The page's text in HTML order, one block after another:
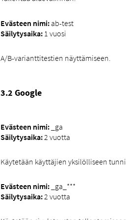
Evästeen nimi: ab-test
Säilytysaika: 1 vuosi
A/B-varianttitestien näyttämiseen.
3.2 Google
Evästeen nimi: _ga
Säilytysaika:2 vuotta
Käytetään käyttäjien yksilölliseen
Evästeen nimi: _ga_***
Säilytysaika:2 vuotta